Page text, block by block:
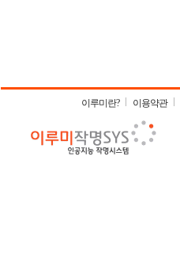
이루미란? 이용약관